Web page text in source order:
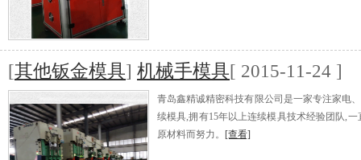
[其他钣金模具] 机械手模具[ 2015-11-24 ]
青岛鑫精诚精密科技有限公司是一家专注家电
续模具,拥有15年以上连续模具技术经验团队,
原材料而努力。 [查看]